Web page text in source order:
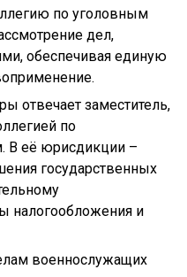
по уголовным
дел,
обеспечивая единую
отвечает заместитель,
по
В её юрисдикции –
государственных
налогообложения и
военнослужащих